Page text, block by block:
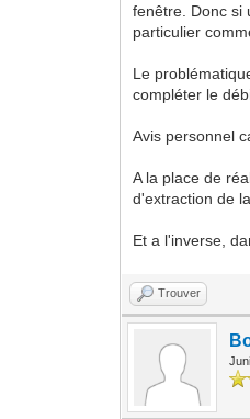
fenêtre. Donc si
particulier
Le
compléter le
Avis personnel
A la place de
d'extraction de
Et a l'inverse,
Trouver